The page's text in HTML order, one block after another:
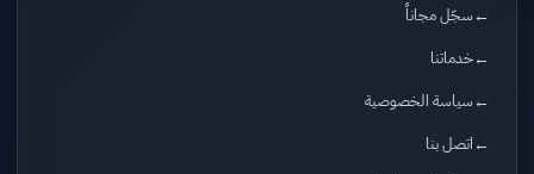
سجّل مجاناً
خدماتنا
سياسة الخصوصية
اتصل بنا